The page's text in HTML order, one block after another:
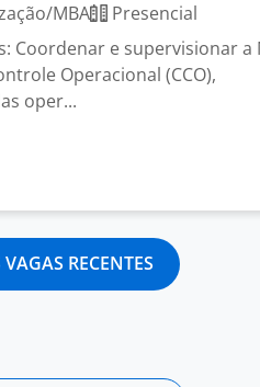
MBA
Presencial
Coordenar e supervisionar a
Operacional (CCO),
oper...
RECENTES